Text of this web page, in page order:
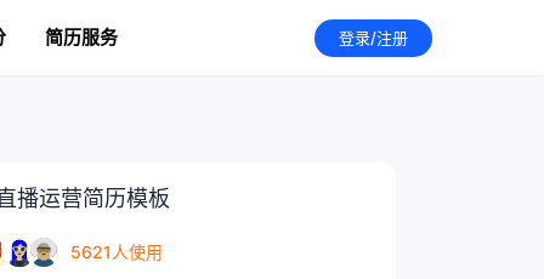
简历服务 登录/注册
播运营简历模板
5621人使用